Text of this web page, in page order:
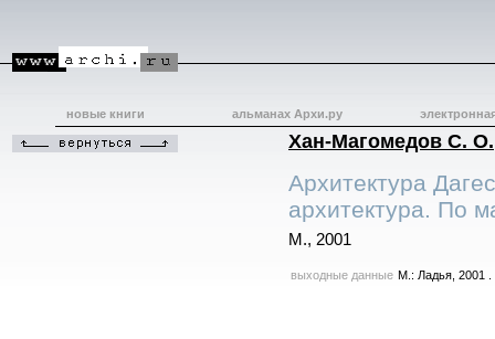
новые книги альманах Архи.ру
Хан-Магомедов С. О.
Архитектура
архитектура. По
М., 2001
выходные данные М.: Ладья, 2001 .